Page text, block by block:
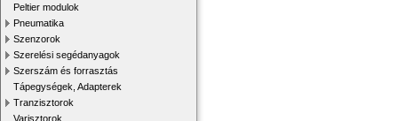
Peltier modulok
Pneumatika
Szenzorok
Szerelési segédanyagok
Szerszám és forrasztás
Tápegységek, Adapterek
Tranzisztorok
Varisztorok